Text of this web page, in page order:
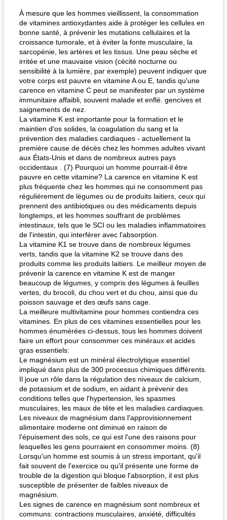
À mesure que les hommes vieillissent, la consommation
de vitamines antioxydantes aide à protéger les cellules en
bonne santé, à prévenir les mutations cellulaires et la
croissance tumorale, et à éviter la fonte musculaire, la
sarcopénie, les artères et les tissus. Une peau sèche et
irritée et une mauvaise vision (cécité nocturne ou
sensibilité à la lumière, par exemple) peuvent indiquer que
votre corps est pauvre en vitamine A ou E, tandis qu'une
carence en vitamine C peut se manifester par un système
immunitaire affaibli, souvent malade et enflé. gencives et
saignements de nez.
La vitamine K est importante pour la formation et le
maintien d'os solides, la coagulation du sang et la
prévention des maladies cardiaques - actuellement la
première cause de décès chez les hommes adultes vivant
aux États-Unis et dans de nombreux autres pays
occidentaux . (7) Pourquoi un homme pourrait-il être
pauvre en cette vitamine? La carence en vitamine K est
plus fréquente chez les hommes qui ne consomment pas
régulièrement de légumes ou de produits laitiers, ceux qui
prennent des antibiotiques ou des médicaments depuis
longtemps, et les hommes souffrant de problèmes
intestinaux, tels que le SCI ou les maladies inflammatoires
de l'intestin, qui interférer avec l'absorption.
La vitamine K1 se trouve dans de nombreux légumes
verts, tandis que la vitamine K2 se trouve dans des
produits comme les produits laitiers. Le meilleur moyen de
prévenir la carence en vitamine K est de manger
beaucoup de légumes, y compris des légumes à feuilles
vertes, du brocoli, du chou vert et du chou, ainsi que du
poisson sauvage et des œufs sans cage.
La meilleure multivitamine pour hommes contiendra ces
vitamines. En plus de ces vitamines essentielles pour les
hommes énumérées ci-dessus, tous les hommes doivent
faire un effort pour consommer ces minéraux et acides
gras essentiels:
Le magnésium est un minéral électrolytique essentiel
impliqué dans plus de 300 processus chimiques différents.
Il joue un rôle dans la régulation des niveaux de calcium,
de potassium et de sodium, en aidant à prévenir des
conditions telles que l'hypertension, les spasmes
musculaires, les maux de tête et les maladies cardiaques.
Les niveaux de magnésium dans l'approvisionnement
alimentaire moderne ont diminué en raison de
l'épuisement des sols, ce qui est l'une des raisons pour
lesquelles les gens pourraient en consommer moins. (8)
Lorsqu'un homme est soumis à un stress important, qu'il
fait souvent de l'exercice ou qu'il présente une forme de
trouble de la digestion qui bloque l'absorption, il est plus
susceptible de présenter de faibles niveaux de
magnésium.
Les signes de carence en magnésium sont nombreux et
communs: contractions musculaires, anxiété, difficultés